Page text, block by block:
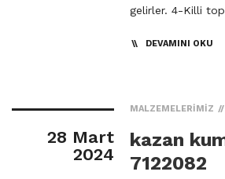
gelirler. 4-Killi
DEVAMINI OKU
28 Mart
2024
MALZEMELERIMIZ
kazan
7122082